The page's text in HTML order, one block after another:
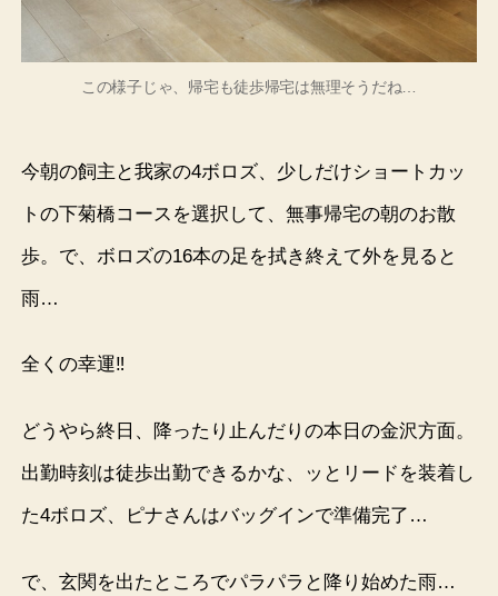
この様子じゃ、帰宅も徒歩帰宅は無理そうだね…
今朝の飼主と我家の4ボロズ、少しだけショートカッ
トの下菊橋コースを選択して、無事帰宅の朝のお散
歩。で、ボロズの16本の足を拭き終えて外を見ると
雨…
全くの幸運‼︎
どうやら終日、降ったり止んだりの本日の金沢方面。
出勤時刻は徒歩出勤できるかな、ッとリードを装着し
た4ボロズ、ピナさんはバッグインで準備完了…
で、玄関を出たところでパラパラと降り始めた雨…